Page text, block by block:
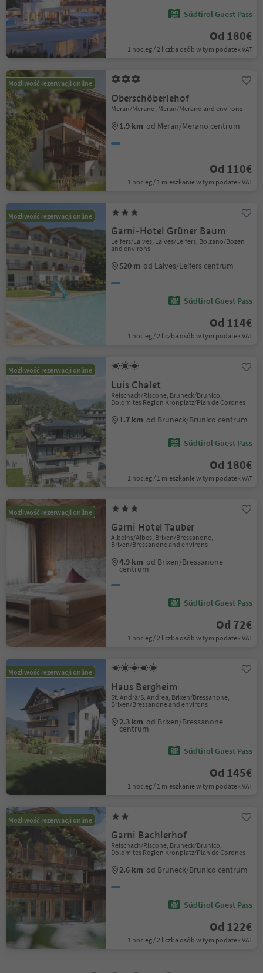
Südtirol Guest Pass
Od 180€
1 nocleg / 2 liczba osób w tym podatek VAT
Możliwość rezerwacji online
Oberschöberlehof
Meran/Merano, Meran/Merano and environs
1.9 km od Meran/Merano centrum
Od 110€
1 nocleg / 1 mieszkanie w tym podatek VAT
Możliwość rezerwacji online
Garni-Hotel Grüner Baum
Leifers/Laives, Laives/Leifers, Bolzano/Bozen
and environs
520 m od Laives/Leifers centrum
Südtirol Guest Pass
Od 114€
1 nocleg / 2 liczba osób w tym podatek VAT
Możliwość rezerwacji online
Luis Chalet
Reischach/Riscone, Bruneck/Brunico,
Dolomites Region Kronplatz/Plan de Corones
1.7 km od Bruneck/Brunico centrum
Südtirol Guest Pass
Od 180€
1 nocleg / 1 mieszkanie w tym podatek VAT
Możliwość rezerwacji online
Garni Hotel Tauber
Albeins/Albes, Brixen/Bressanone,
Brixen/Bressanone and environs
4.9 km od Brixen/Bressanone
centrum
Südtirol Guest Pass
Od 72€
1 nocleg / 2 liczba osób w tym podatek VAT
Możliwość rezerwacji online
Haus Bergheim
St. Andrä/S. Andrea, Brixen/Bressanone,
Brixen/Bressanone and environs
2.3 km od Brixen/Bressanone
centrum
Südtirol Guest Pass
Od 145€
1 nocleg / 1 mieszkanie w tym podatek VAT
Możliwość rezerwacji online
Garni Bachlerhof
Reischach/Riscone, Bruneck/Brunico,
Dolomites Region Kronplatz/Plan de Corones
2.6 km od Bruneck/Brunico centrum
Südtirol Guest Pass
Od 122€
1 nocleg / 2 liczba osób w tym podatek VAT